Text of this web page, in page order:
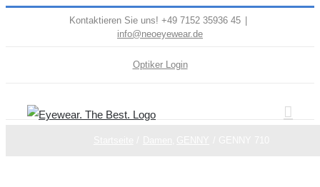
Kontaktieren Sie uns! +49 7152 35936 45
info@neoeyewear.de
Optiker Login